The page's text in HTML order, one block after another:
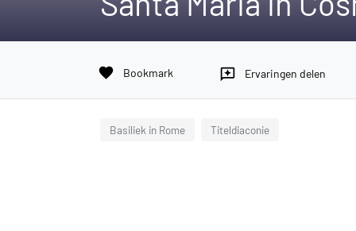
favorite Bookmark reviews Ervaringen delen
Basiliek in Rome Titeldiaconie